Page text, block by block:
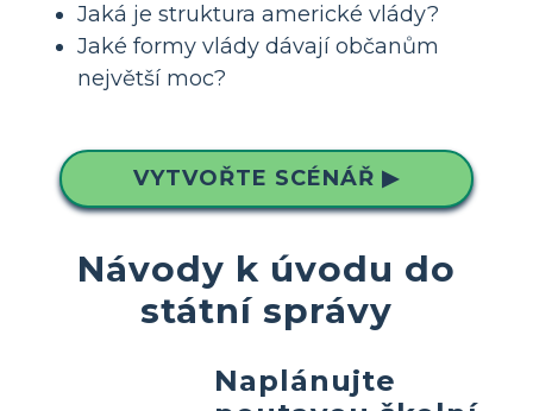
Jaká je struktura americké vlády?
Jaké formy vlády dávají občanům
největší moc?
VYTVOŘTE SCÉNÁŘ ▶
Návody k úvodu do
státní správy
Naplánujte